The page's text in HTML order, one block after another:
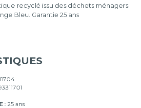
recyclé issu des déchets ménagers
Bleu. Garantie 25 ans
: 25 ans